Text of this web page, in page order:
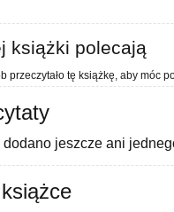
książki polecają
przeczytało tę książkę, aby móc
jeszcze ani